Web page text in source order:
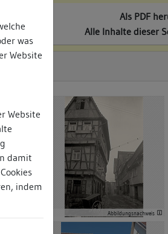
was
Website
Website
damit
indem
Als PDF
Alle Inhalte dieser
Abbildungsnachweis